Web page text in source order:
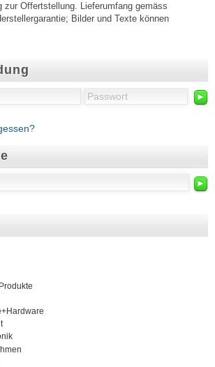
►
►
zur Offertstellung. Lieferumfang gemäss
Bilder und Texte können